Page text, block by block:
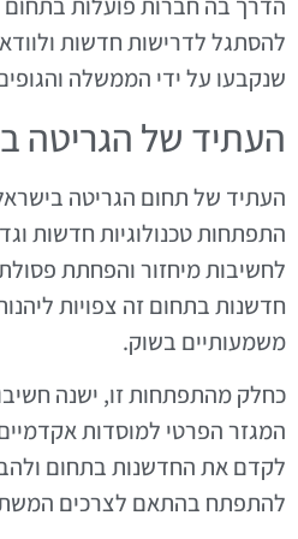
הדרך בה חברות פועלות
להסתגל לדרישות חדשות
שנקבעו על ידי הממשלה
העתיד של הגריטה
העתיד של תחום הגריטה
התפתחות טכנולוגיות חדשות
לחשיבות מיחזור והפחתת
חדשנות בתחום זה צפויות
משמעותיים בשוק.
כחלק מהתפתחות זו, ישנה
המגזר הפרטי למוסדות
לקדם את החדשנות בתחום
להתפתח בהתאם לצרכים